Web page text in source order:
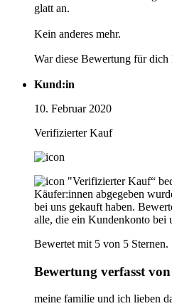
glatt an.
Kein anderes mehr.
War diese Bewertung für dich
Kund:in
10. Februar 2020
Verifizierter Kauf
"Verifizierter Kauf“
Käufer:innen abgegeben
bei uns gekauft haben.
alle, die ein Kundenkonto bei
Bewertet mit 5 von 5 Sternen.
Bewertung verfasst
meine familie und ich lieben